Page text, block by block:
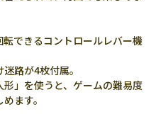
できるコントロールレバー機
路が4枚付属。
」を使うと、ゲームの難易度
ます。